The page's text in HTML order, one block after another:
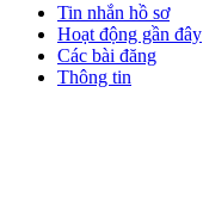
Tin nhắn hồ sơ
Hoạt động gần đây
Các bài đăng
Thông tin